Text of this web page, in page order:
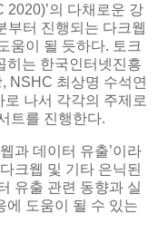
2020)’의 다채로운 강
부터 진행되는 다크웹
움이 될 듯하다. 토크
히는 한국인터넷진흥
NSHC 최상명 수석연
나서 각각의 주제로
트를 진행한다.
과 데이터 유출’이라
크웹 및 기타 은닉된
유출 관련 동향과 실
에 도움이 될 수 있는